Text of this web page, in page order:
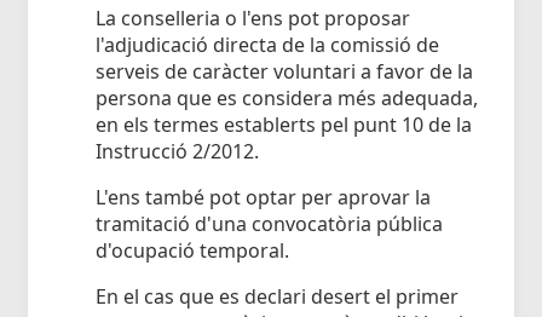
La conselleria o l'ens pot proposar
l'adjudicació directa de la comissió de
serveis de caràcter voluntari a favor de la
persona que es considera més adequada,
en els termes establerts pel punt 10 de la
Instrucció 2/2012.
L'ens també pot optar per aprovar la
tramitació d'una convocatòria pública
d'ocupació temporal.
En el cas que es declari desert el primer